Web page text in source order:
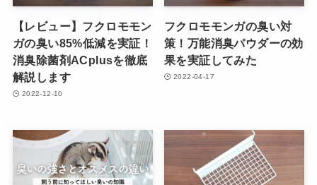
【レビュー】フクロモモン
ガの臭い85%低減を実証！
消臭除菌剤ACplusを徹底
解説します
2022-12-10
フクロモモンガの臭い対
策！万能消臭パウダーの効
果を実証してみた
2022-04-17